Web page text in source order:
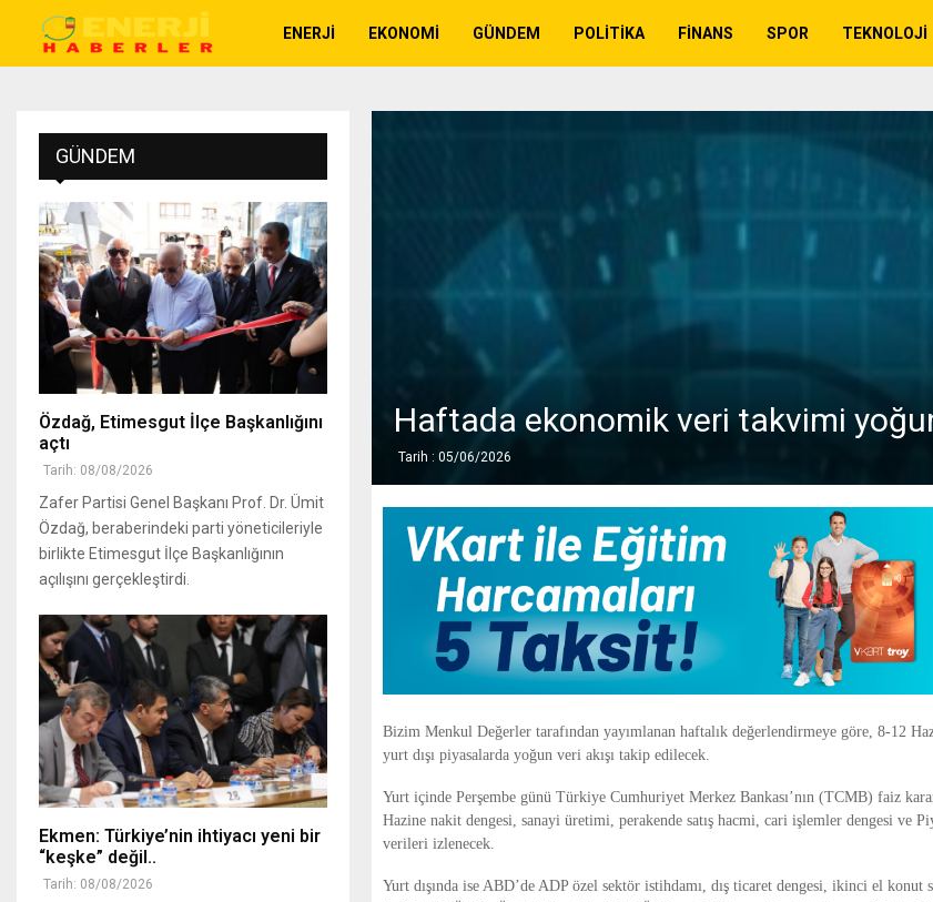
ENERJI EKONOMI GÜNDEM POLITIKA FINANS SPOR TEKNOLOJI
Haftada ekonomik veri takvimi
Tarih : 05/06/2026
Bizim Menkul Değerler tarafından yayımlanan haftalık değerlendirmeye göre, 8-12
yurt dışı piyasalarda yoğun veri akışı takip edilecek.
Yurt içinde Perşembe günü Türkiye Cumhuriyet Merkez Bankası’nın (TCMB) faiz
Hazine nakit dengesi, sanayi üretimi, perakende satış hacmi, cari işlemler dengesi ve
verileri izlenecek.
Yurt dışında ise ABD’de ADP özel sektör istihdamı, dış ticaret dengesi, ikinci el konut
GÜNDEM
Özdağ, Etimesgut İlçe Başkanlığını
açtı
Tarih: 08/08/2026
Zafer Partisi Genel Başkanı Prof. Dr. Ümit
Özdağ, beraberindeki parti yöneticileriyle
birlikte Etimesgut İlçe Başkanlığının
açılışını gerçekleştirdi.
Ekmen: Türkiye’nin ihtiyacı yeni bir
“keşke” değil..
Tarih: 08/08/2026